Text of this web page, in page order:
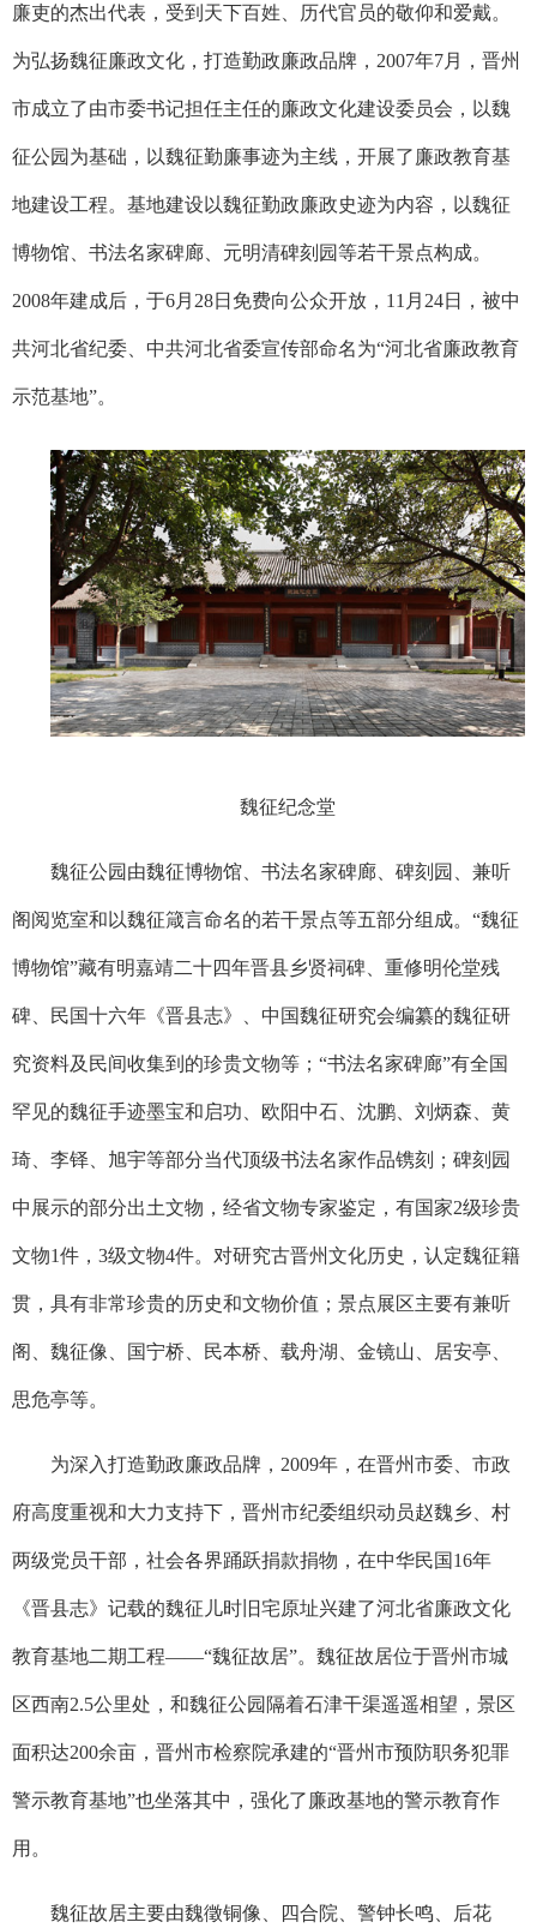
廉吏的杰出代表，受到天下百姓、历代官员的敬仰和爱戴。
为弘扬魏征廉政文化，打造勤政廉政品牌， 2007年7月，晋州
市成立了由市委书记担任主任的廉政文化建设委员会，以魏
征公园为基础，以魏征勤廉事迹为主线，开展了廉政教育基
地建设工程。基地建设以魏征勤政廉政史迹为内容，以魏征
博物馆、书法名家碑廊、元明清碑刻园等若干景点构成。
2008年建成后，于6月 28日免费向公众开放， 11 月 24日，被中
共河北省纪委、中共河北省委宣传部命名为“河北省廉政教育
示范基地”。
魏征纪念堂
魏征公园由魏征博物馆、书法名家碑廊、碑刻园、兼听
阁阅览室和以魏征箴言命名的若干景点等五部分组成。“魏征
博物馆”藏有明嘉靖二十四年晋县乡贤祠碑、重修明伦堂残
碑、民国十六年《晋县志》、中国魏征研究会编纂的魏征研
究资料及民间收集到的珍贵文物等；“书法名家碑廊”有全国
罕见的魏征手迹墨宝和启功、欧阳中石、沈鹏、刘炳森、黄
琦、李铎、旭宇等部分当代顶级书法名家作品镌刻；碑刻园
中展示的部分出土文物，经省文物专家鉴定，有国家2级珍贵
文物1件， 3级文物4件。对研究古晋州文化历史，认定魏征籍
贯，具有非常珍贵的历史和文物价值；景点展区主要有兼听
阁、魏征像、国宁桥、民本桥、载舟湖、金镜山、居安亭、
思危亭等。
为深入打造勤政廉政品牌， 2009年，在晋州市委、市政
府高度重视和大力支持下，晋州市纪委组织动员赵魏乡、村
两级党员干部，社会各界踊跃捐款捐物，在中华民国 16年
《晋县志》记载的魏征儿时旧宅原址兴建了河北省廉政文化
教育基地二期工程——“魏征故居”。魏征故居位于晋州市城
区西南2.5公里处，和魏征公园隔着石津干渠遥遥相望，景区
面积达200余亩，晋州市检察院承建的“晋州市预防职务犯罪
警示教育基地”也坐落其中，强化了廉政基地的警示教育作
用。
魏征故居主要由魏徵铜像、四合院、警钟长鸣、后花